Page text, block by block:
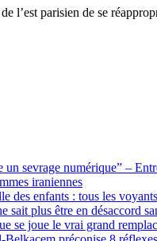
l’est parisien de se
sevrage numérique” –
iraniennes
des enfants : tous les
sait plus être en désaccord
se joue le vrai grand